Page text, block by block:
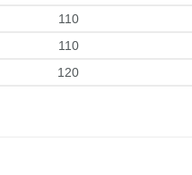
110
110
120